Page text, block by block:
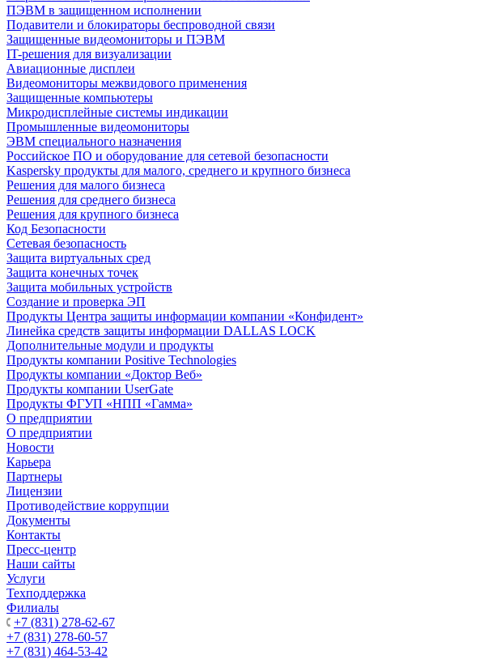
ПЭВМ в защищенном исполнении
Подавители и блокираторы беспроводной связи
Защищенные видеомониторы и ПЭВМ
IT-решения для визуализации
Авиационные дисплеи
Видеомониторы межвидового применения
Защищенные компьютеры
Микродисплейные системы индикации
Промышленные видеомониторы
ЭВМ специального назначения
Российское ПО и оборудование для сетевой безопасности
Kaspersky продукты для малого, среднего и крупного бизнеса
Решения для малого бизнеса
Решения для среднего бизнеса
Решения для крупного бизнеса
Код Безопасности
Сетевая безопасность
Защита виртуальных сред
Защита конечных точек
Защита мобильных устройств
Создание и проверка ЭП
Продукты Центра защиты информации компании «Конфидент»
Линейка средств защиты информации DALLAS LOCK
Дополнительные модули и продукты
Продукты компании Positive Technologies
Продукты компании «Доктор Веб»
Продукты компании UserGate
Продукты ФГУП «НПП «Гамма»
О предприятии
О предприятии
Новости
Карьера
Партнеры
Лицензии
Противодействие коррупции
Документы
Контакты
Пресс-центр
Наши сайты
Услуги
Техподдержка
Филиалы
+7 (831) 278-62-67
+7 (831) 278-60-57
+7 (831) 464-53-42